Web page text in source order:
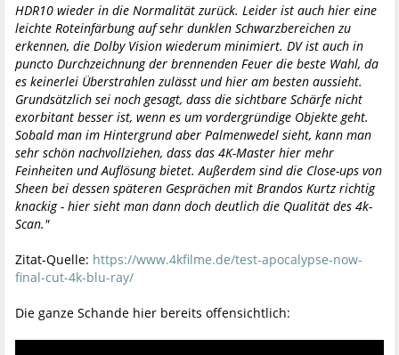
HDR10 wieder in die Normalität zurück. Leider ist auch hier eine
leichte Roteinfärbung auf sehr dunklen Schwarzbereichen zu
erkennen, die Dolby Vision wiederum minimiert. DV ist auch in
puncto Durchzeichnung der brennenden Feuer die beste Wahl, da
es keinerlei Überstrahlen zulässt und hier am besten aussieht.
Grundsätzlich sei noch gesagt, dass die sichtbare Schärfe nicht
exorbitant besser ist, wenn es um vordergründige Objekte geht.
Sobald man im Hintergrund aber Palmenwedel sieht, kann man
sehr schön nachvollziehen, dass das 4K-Master hier mehr
Feinheiten und Auflösung bietet. Außerdem sind die Close-ups von
Sheen bei dessen späteren Gesprächen mit Brandos Kurtz richtig
knackig - hier sieht man dann doch deutlich die Qualität des 4k-
Scan."
Zitat-Quelle: https://www.4kfilme.de/test-apocalypse-now-
final-cut-4k-blu-ray/
Die ganze Schande hier bereits offensichtlich: